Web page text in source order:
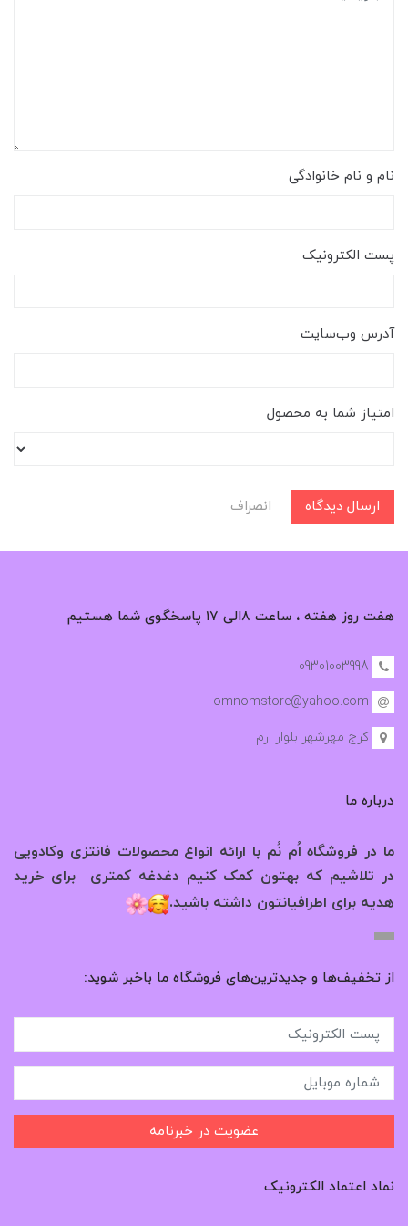
نام و نام خانوادگی
پست الکترونیک
آدرس وب‌سایت
امتیاز شما به محصول
ارسال دیدگاه انصراف
هفت روز هفته ، ساعت ۸الی ۱۷ پاسخگوی شما هستیم
09301003998
omnomstore@yahoo.com
کرج مهرشهر بلوار ارم
درباره ما
ما در فروشگاه اُم نُم با ارائه انواع محصولات فانتزی وکادویی
در تلاشیم که بهتون کمک کنیم دغدغه کمتری برای خرید
هدیه برای اطرافیانتون داشته باشید.
از تخفیف‌ها و جدیدترین‌های فروشگاه ما باخبر شوید:
عضویت در خبرنامه
نماد اعتماد الکترونیک